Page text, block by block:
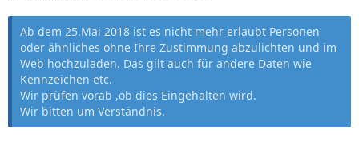
Ab dem 25.Mai 2018 ist es nicht mehr erlaubt Personen
oder ähnliches ohne Ihre Zustimmung abzulichten und im
Web hochzuladen. Das gilt auch für andere Daten wie
Kennzeichen etc.
Wir prüfen vorab ,ob dies Eingehalten wird.
Wir bitten um Verständnis.